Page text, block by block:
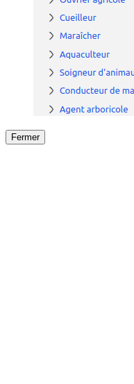
Fermer